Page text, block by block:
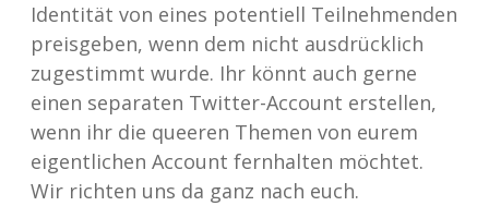
Identität von eines potentiell Teilnehmenden
preisgeben, wenn dem nicht ausdrücklich
zugestimmt wurde. Ihr könnt auch gerne
einen separaten Twitter-Account erstellen,
wenn ihr die queeren Themen von eurem
eigentlichen Account fernhalten möchtet.
Wir richten uns da ganz nach euch.